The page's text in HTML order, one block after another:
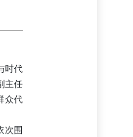
时代
主任
众代
次围